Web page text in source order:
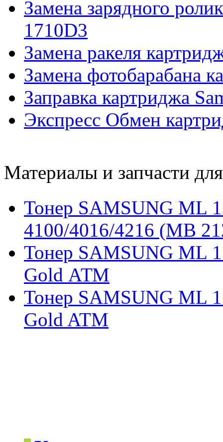
Замена зарядного
1710D3
Замена ракеля
Замена фотобарабана
Заправка картриджа
Экспресс Обмен
Материалы и запчасти
Тонер SAMSUNG ML
4100/4016/4216 (MB
Тонер SAMSUNG ML
Gold АТМ
Тонер SAMSUNG ML
Gold ATM